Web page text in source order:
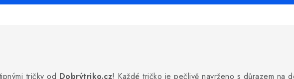
tričky od Dobrýtriko.cz! Každé tričko je pečlivě navrženo s důrazem na